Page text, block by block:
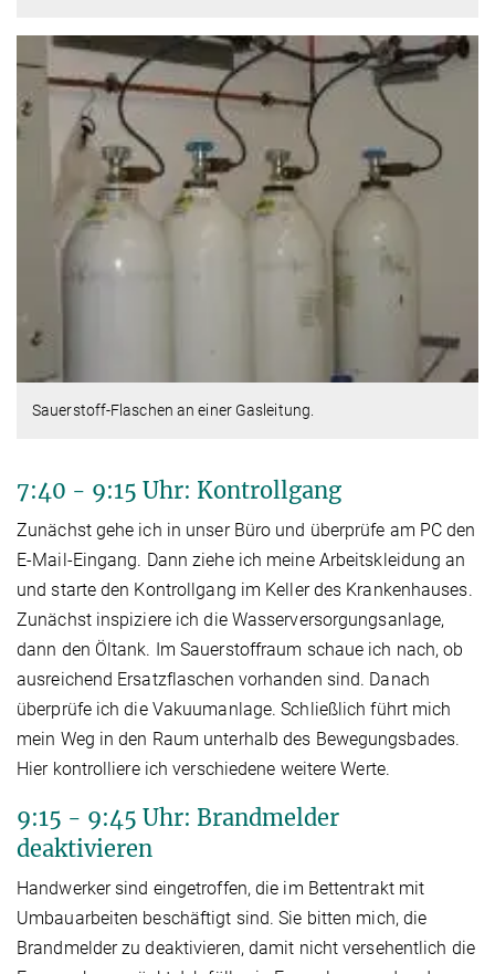
Sauerstoff-Flaschen an einer Gasleitung.
7:40 - 9:15 Uhr: Kontrollgang
Zunächst gehe ich in unser Büro und überprüfe am PC den
E-Mail-Eingang. Dann ziehe ich meine Arbeitskleidung an
und starte den Kontrollgang im Keller des Krankenhauses.
Zunächst inspiziere ich die Wasserversorgungsanlage,
dann den Öltank. Im Sauerstoffraum schaue ich nach, ob
ausreichend Ersatzflaschen vorhanden sind. Danach
überprüfe ich die Vakuumanlage. Schließlich führt mich
mein Weg in den Raum unterhalb des Bewegungsbades.
Hier kontrolliere ich verschiedene weitere Werte.
9:15 - 9:45 Uhr: Brandmelder
deaktivieren
Handwerker sind eingetroffen, die im Bettentrakt mit
Umbauarbeiten beschäftigt sind. Sie bitten mich, die
Brandmelder zu deaktivieren, damit nicht versehentlich die